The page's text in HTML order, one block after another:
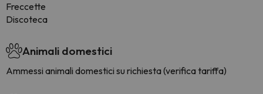
Freccette
Discoteca
Animali domestici
Ammessi animali domestici su richiesta (verifica tariffa)